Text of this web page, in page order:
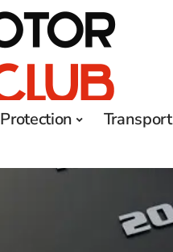
Protection Transport